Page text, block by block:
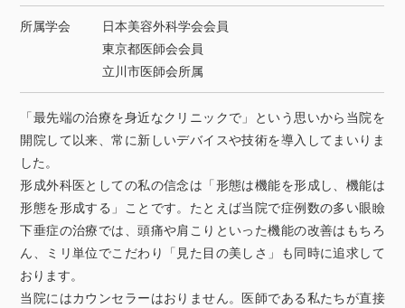
所属学会
日本美容外科学会会員
東京都医師会会員
立川市医師会所属
「最先端の治療を身近なクリニックで」という思いから当院を
開院して以来、常に新しいデバイスや技術を導入してまいりま
した。
形成外科医としての私の信念は「形態は機能を形成し、機能は
形態を形成する」ことです。たとえば当院で症例数の多い眼瞼
下垂症の治療では、頭痛や肩こりといった機能の改善はもちろ
ん、ミリ単位でこだわり「見た目の美しさ」も同時に追求して
おります。
当院にはカウンセラーはおりません。医師である私たちが直接